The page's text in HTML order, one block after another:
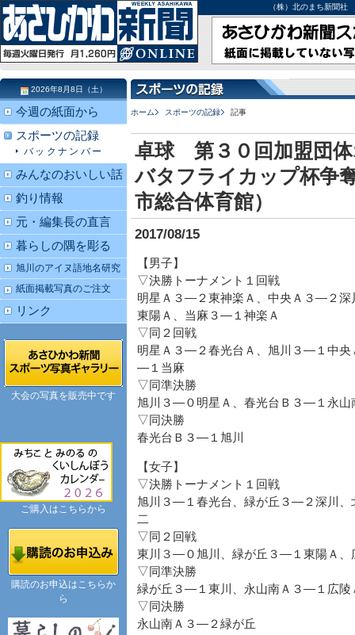
（株）北のまち新聞
ホーム スポーツの記録 記事
卓球 第３０回加盟団
バタフライカップ杯争
市総合体育館）
2017/08/15
【男子】
▽決勝トーナメント１回戦
明星Ａ３―２東神楽Ａ、中央Ａ３―２
東陽Ａ、当麻３―１神楽Ａ
▽同２回戦
明星Ａ３―２春光台Ａ、旭川３―１中
―１当麻
▽同準決勝
旭川３―０明星Ａ、春光台Ｂ３―１永山
▽同決勝
春光台Ｂ３―１旭川
【女子】
▽決勝トーナメント１回戦
旭川３―１春光台、緑が丘３―２深川
二
▽同２回戦
東川３―０旭川、緑が丘３―１東陽Ａ
▽同準決勝
緑が丘３―１東川、永山南Ａ３―１広陵
▽同決勝
永山南Ａ３―２緑が丘
2026年8月8日（土）
今週の紙面から
スポーツの記録
バックナンバー
みんなのおいしい話
釣り情報
元・編集長の直言
暮らしの隅を彫る
旭川のアイヌ語地名研究
紙面掲載写真のご注文
リンク
大会の写真を販売中です
ご購入はこちらから
購読のお申込はこちらか
ら